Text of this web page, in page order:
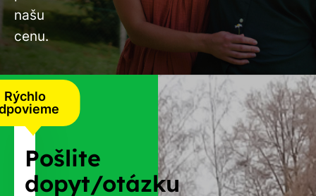
našu
cenu.
Rýchlo
Pošlite
dopyt/otázku